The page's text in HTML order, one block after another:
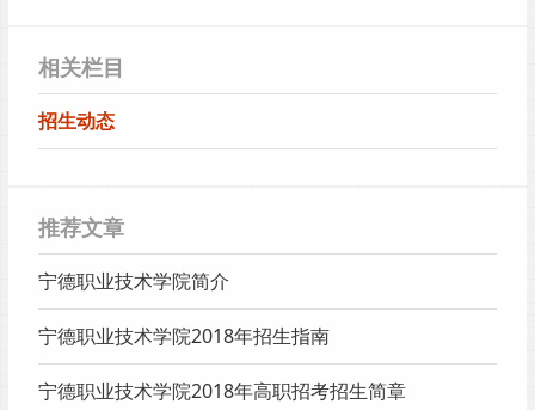
相关栏目
招生动态
推荐文章
宁德职业技术学院简介
宁德职业技术学院2018年招生指南
宁德职业技术学院2018年高职招考招生简章